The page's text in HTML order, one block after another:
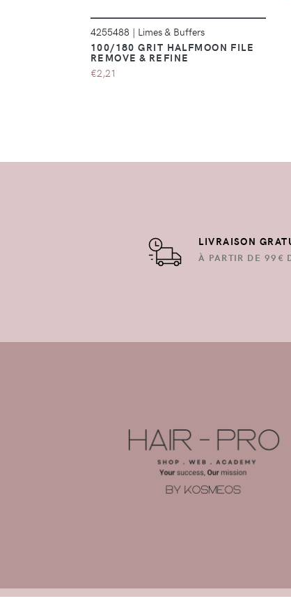
4255488 | Limes & Buffers
100/180 GRIT HALFMOON FILE
REMOVE & REFINE
€2,21
LIVRAISON
À PARTIR DE 99€